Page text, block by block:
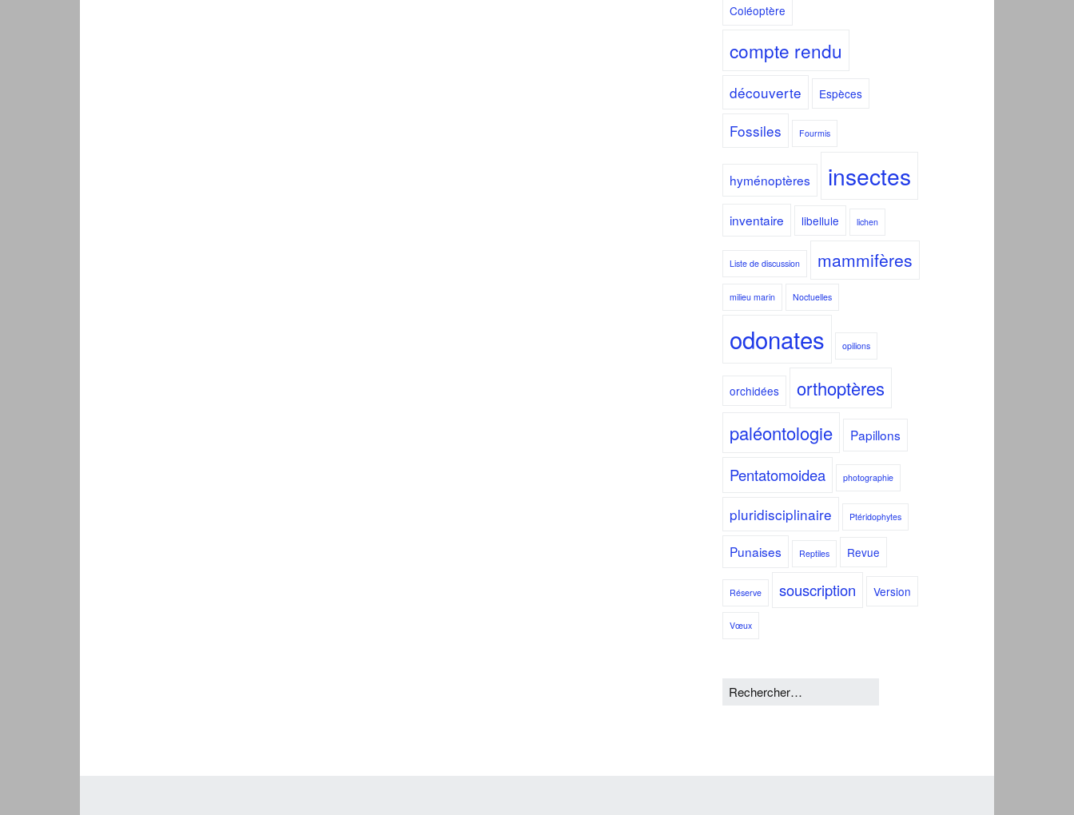
Coléoptère
compte rendu
découverte Espèces
Fossiles Fourmis
hyménoptères insectes
inventaire libellule lichen
Liste de discussion mammifères
milieu marin Noctuelles
odonates opilions
orchidées
orthoptères
paléontologie
Papillons
Pentatomoidea photographie
pluridisciplinaire Ptéridophytes
Punaises Reptiles Revue
Réserve souscription Version
Vœux